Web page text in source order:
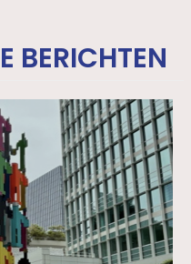
BERICHTEN